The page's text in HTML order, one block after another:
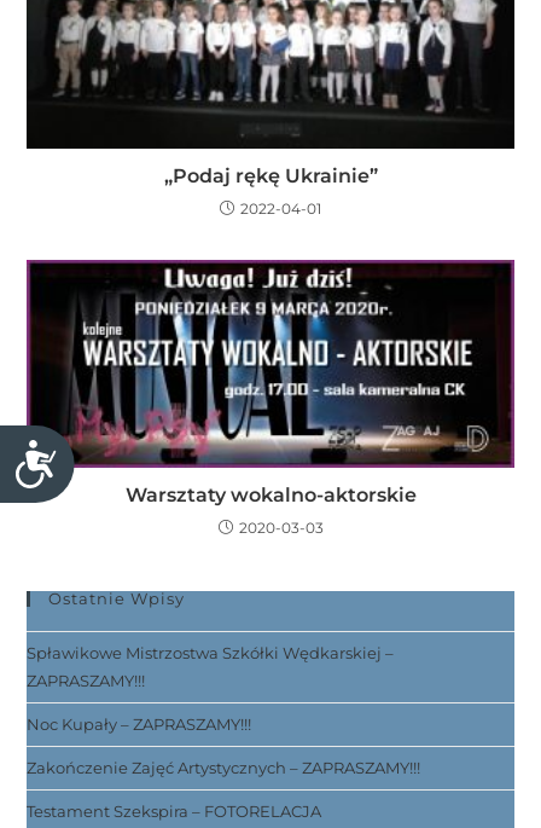
D
o
p
n
o
ś
ć
„Podaj rękę Ukrainie”
2022-04-01
Warsztaty wokalno-aktorskie
2020-03-03
Ostatnie Wpisy
Spławikowe Mistrzostwa Szkółki Wędkarskiej –
ZAPRASZAMY!!!
Noc Kupały – ZAPRASZAMY!!!
Zakończenie Zajęć Artystycznych – ZAPRASZAMY!!!
Testament Szekspira – FOTORELACJA